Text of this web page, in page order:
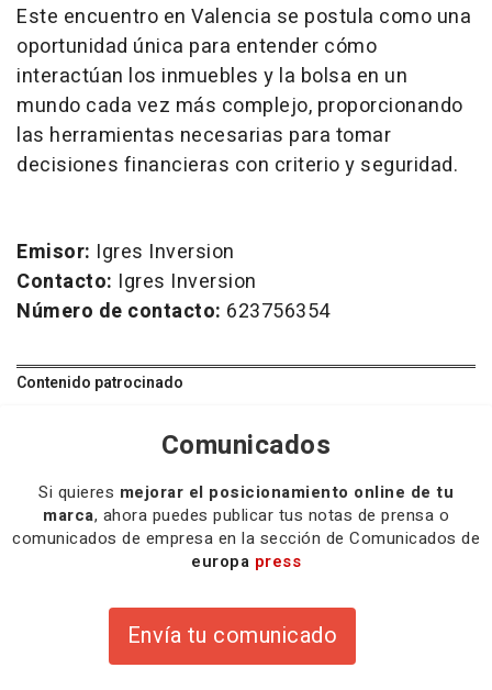
Este encuentro en Valencia se postula como una
oportunidad única para entender cómo
interactúan los inmuebles y la bolsa en un
mundo cada vez más complejo, proporcionando
las herramientas necesarias para tomar
decisiones financieras con criterio y seguridad.
Emisor: Igres Inversion
Contacto: Igres Inversion
Número de contacto: 623756354
Contenido patrocinado
Comunicados
Si quieres mejorar el posicionamiento online de tu
marca, ahora puedes publicar tus notas de prensa o
comunicados de empresa en la sección de Comunicados de
europa press
Envía tu comunicado